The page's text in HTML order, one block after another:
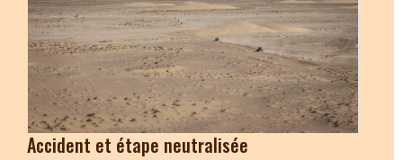
Accident et étape neutralisée